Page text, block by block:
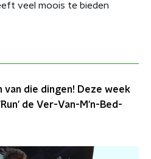
veel moois te bieden
van die dingen! Deze week
de Ver-Van-M'n-Bed-